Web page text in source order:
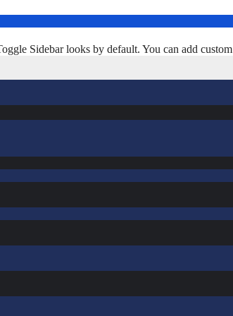
Sidebar looks by default. You can add